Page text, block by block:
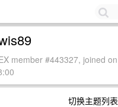
member #443327, joined
切换主题列表